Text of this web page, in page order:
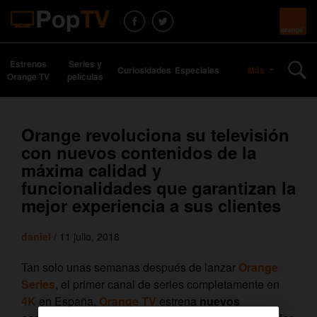
Estrenos
Orange TV
Series y
películas
Curiosidades Especiales Más
Orange revoluciona su televisión
con nuevos contenidos de la
máxima calidad y
funcionalidades que garantizan la
mejor experiencia a sus clientes
daniel / 11 julio, 2018
Tan solo unas semanas después de lanzar Orange
Series, el primer canal de series completamente en
4K en España, Orange TV estrena nuevos